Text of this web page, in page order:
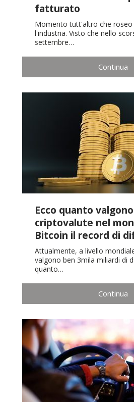
fatturato
Momento tutt'altro che roseo
l'industria. Visto che nello
settembre…
Continua
Ecco quanto
criptovalute nel
Bitcoin il record di
Attualmente, a livello
valgono ben 3mila miliardi di
quanto…
Continua